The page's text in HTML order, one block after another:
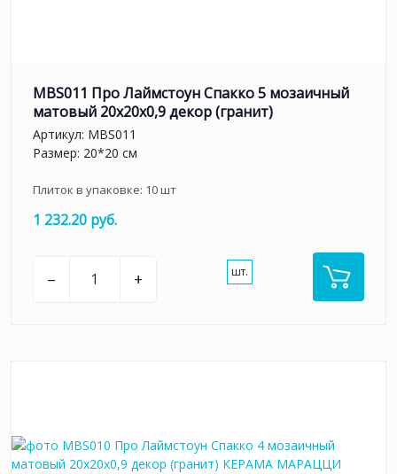
MBS011 Про Лаймстоун Спакко 5 мозаичный
матовый 20х20х0,9 декор (гранит)
Артикул: MBS011
Размер: 20*20 см
Плиток в упаковке: 10шт
1 232.20 руб.
– + шт.